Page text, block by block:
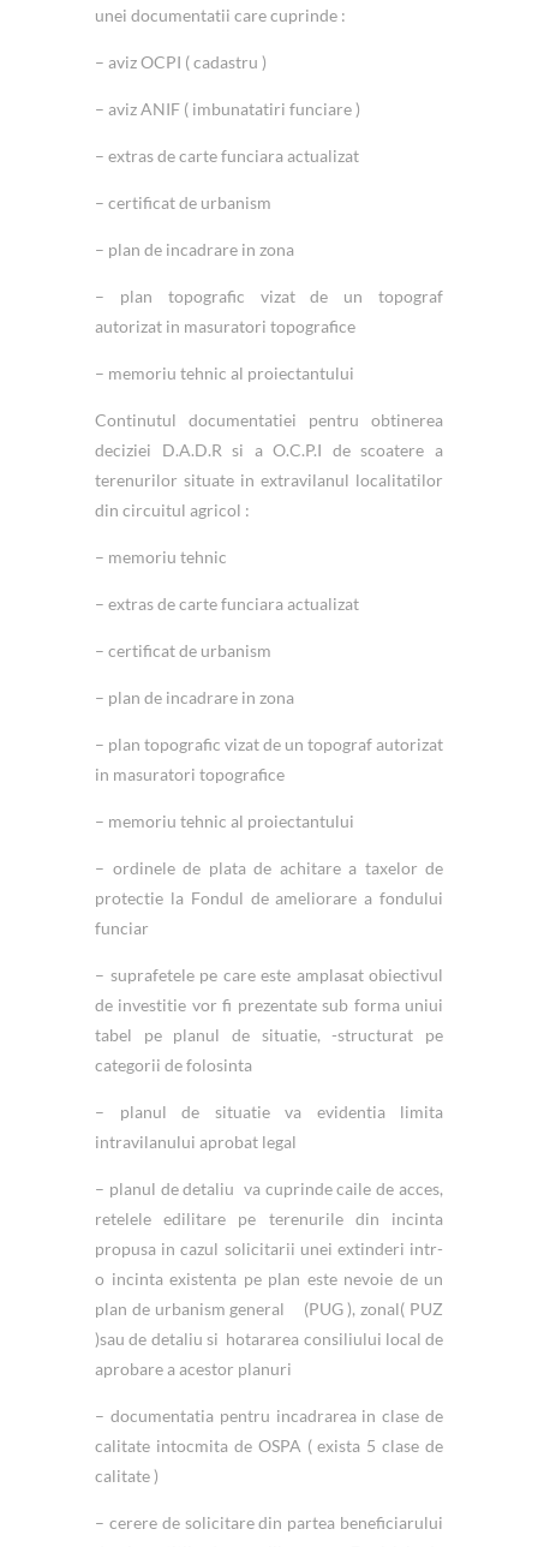
unei documentatii care cuprinde :
– aviz OCPI ( cadastru )
– aviz ANIF ( imbunatatiri funciare )
– extras de carte funciara actualizat
– certificat de urbanism
– plan de incadrare in zona
– plan topografic vizat de un topograf
autorizat in masuratori topografice
– memoriu tehnic al proiectantului
Continutul documentatiei pentru obtinerea
deciziei D.A.D.R si a O.C.P.I de scoatere a
terenurilor situate in extravilanul localitatilor
din circuitul agricol :
– memoriu tehnic
– extras de carte funciara actualizat
– certificat de urbanism
– plan de incadrare in zona
– plan topografic vizat de un topograf autorizat
in masuratori topografice
– memoriu tehnic al proiectantului
– ordinele de plata de achitare a taxelor de
protectie la Fondul de ameliorare a fondului
funciar
– suprafetele pe care este amplasat obiectivul
de investitie vor fi prezentate sub forma uniui
tabel pe planul de situatie, -structurat pe
categorii de folosinta
– planul de situatie va evidentia limita
intravilanului aprobat legal
– planul de detaliu va cuprinde caile de acces,
retelele edilitare pe terenurile din incinta
propusa in cazul solicitarii unei extinderi intr-
o incinta existenta pe plan este nevoie de un
plan de urbanism general (PUG ), zonal( PUZ
)sau de detaliu si hotararea consiliului local de
aprobare a acestor planuri
– documentatia pentru incadrarea in clase de
calitate intocmita de OSPA ( exista 5 clase de
calitate )
– cerere de solicitare din partea beneficiarului